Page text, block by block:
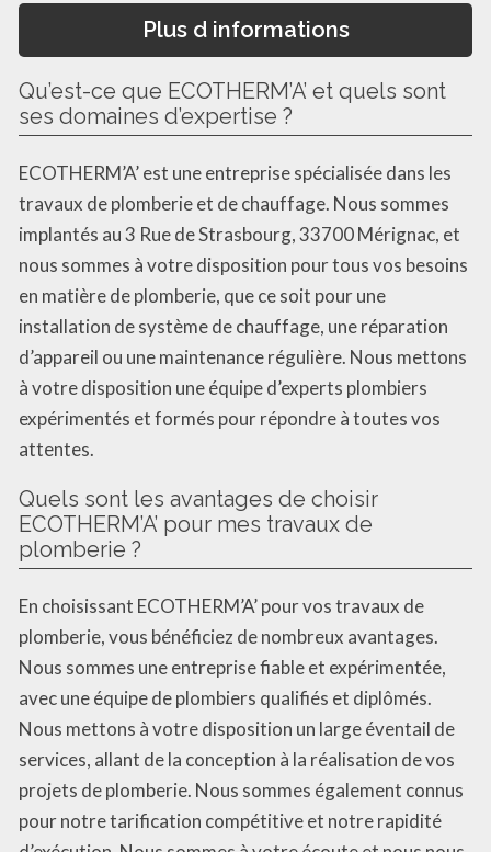
Plus d informations
Qu’est-ce que ECOTHERM’A’ et quels sont
ses domaines d’expertise ?
ECOTHERM’A’ est une entreprise spécialisée dans les
travaux de plomberie et de chauffage. Nous sommes
implantés au 3 Rue de Strasbourg, 33700 Mérignac, et
nous sommes à votre disposition pour tous vos besoins
en matière de plomberie, que ce soit pour une
installation de système de chauffage, une réparation
d’appareil ou une maintenance régulière. Nous mettons
à votre disposition une équipe d’experts plombiers
expérimentés et formés pour répondre à toutes vos
attentes.
Quels sont les avantages de choisir
ECOTHERM’A’ pour mes travaux de
plomberie ?
En choisissant ECOTHERM’A’ pour vos travaux de
plomberie, vous bénéficiez de nombreux avantages.
Nous sommes une entreprise fiable et expérimentée,
avec une équipe de plombiers qualifiés et diplômés.
Nous mettons à votre disposition un large éventail de
services, allant de la conception à la réalisation de vos
projets de plomberie. Nous sommes également connus
pour notre tarification compétitive et notre rapidité